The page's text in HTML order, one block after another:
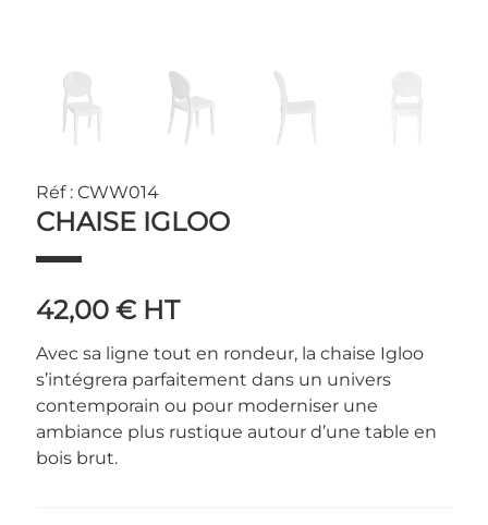
Réf : CWW014
CHAISE IGLOO
42,00 € HT
Avec sa ligne tout en rondeur, la chaise Igloo
s’intégrera parfaitement dans un univers
contemporain ou pour moderniser une
ambiance plus rustique autour d’une table en
bois brut.